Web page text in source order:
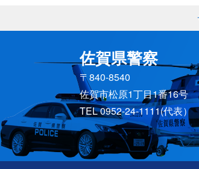
佐賀県警察
〒840-8540
佐賀市松原1丁目1番16号
TEL 0952-24-1111(代表）